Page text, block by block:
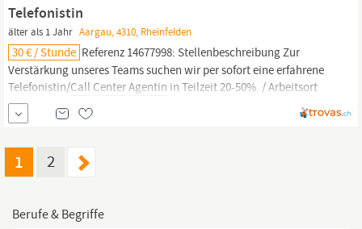
Telefonistin
älter als 1 Jahr Aargau, 4310, Rheinfelden
30 € / Stunde Referenz 14677998: Stellenbeschreibung Zur
Verstärkung unseres Teams suchen wir per sofort eine erfahrene
Telefonistin/Call CenterAgentin in Teilzeit 20-50%. / Arbeitsort
Rheinfelden AG Ihre Aufgaben: In diesem Umfeld liegt der
Schwerpunkt Ihrer Tätigkeit in der Vereinbarung von Terminen für
1 2
Berufe & Begriffe